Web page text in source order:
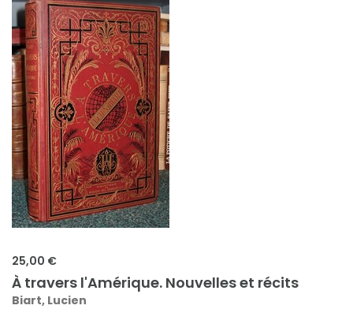
25,00 €
À travers l'Amérique. Nouvelles et récits
Biart, Lucien